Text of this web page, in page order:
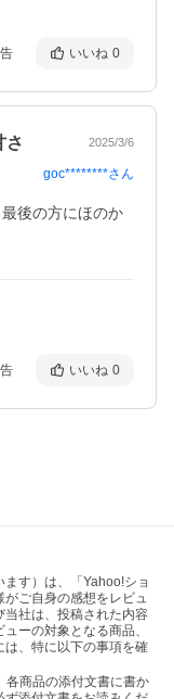
いいね 0
さ 2025/3/6
goc********さん
後の方にほのか
いいね 0
ます）は、「Yahoo!ショ
ご自身の感想をレビュ
当社は、投稿された内容
ーの対象となる商品、
、特に以下の事項を確
各商品の添付文書に書か